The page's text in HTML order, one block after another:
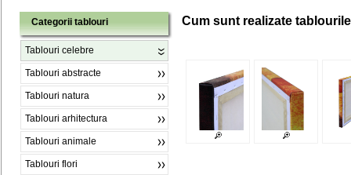
Categorii tablouri
Tablouri celebre
Tablouri abstracte
Tablouri natura
Tablouri arhitectura
Tablouri animale
Tablouri flori
Cum sunt realizate